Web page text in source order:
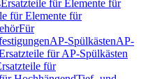
Ersatzteile für Elemente für
für Elemente für
Für
AP-SpülkästenAP-
für AP-Spülkästen
für